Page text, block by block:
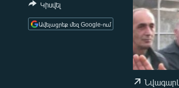
ՂԱՐԱԲԱՂ
ՊԱՏԵՐԱԶՄԻ 6 ՇԱԲԱԹՆԵՐԸ
Կիսվել
Ավելացրեք մեզ Google-ում